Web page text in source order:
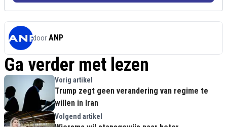
door ANP
Ga verder met lezen
Vorig artikel
Trump zegt geen verandering van regime te
willen in Iran
Volgend artikel